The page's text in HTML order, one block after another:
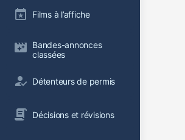
Films à l’affiche
Bandes-annonces
classées
Détenteurs de permis
Décisions et révisions